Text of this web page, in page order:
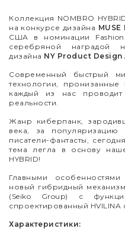
Коллекция NOMBRO
на конкурсе дизайна
США в номинации
серебряной наградой
дизайна NY Product Design
Современный быстрый
технологии,
каждый из нас
реальности.
Жанр киберпанк,
века, за популяризацию
писатели-фантасты,
тема легла в основу
HYBRID!
Главными
новый гибридный
(Seiko Group) с
спроектированный HVILINA
Характеристики: